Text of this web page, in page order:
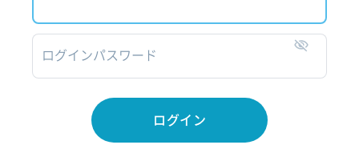
ログインパスワード
ログイン